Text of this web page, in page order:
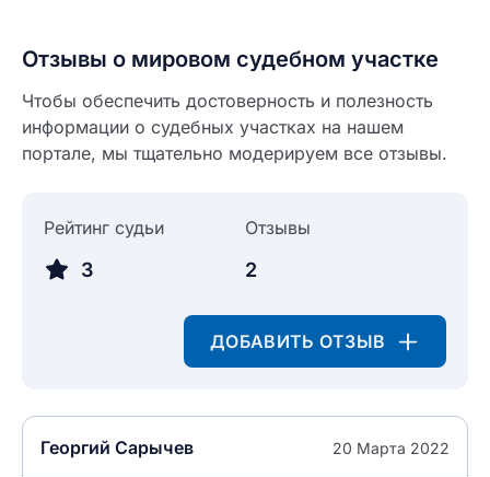
Отзывы о мировом судебном участке
Чтобы обеспечить достоверность и полезность
информации о судебных участках на нашем
портале, мы тщательно модерируем все отзывы.
Рейтинг судьи
3
Отзывы
2
ДОБАВИТЬ ОТЗЫВ
Георгий Сарычев 20 Марта 2022
разрешить публикацию отзыва
ОСТАВИТЬ ОТЗЫВ